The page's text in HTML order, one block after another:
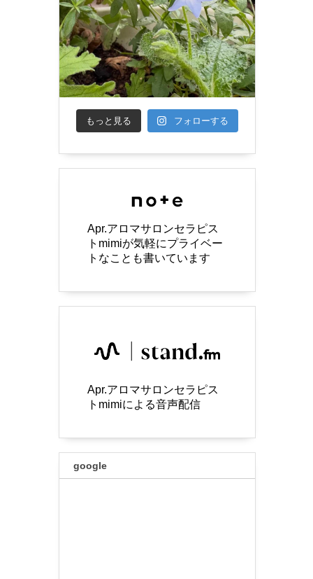
もっと見る フォローする
Apr.アロマサロンセラピス
トmimiが気軽にプライベー
トなことも書いています
Apr.アロマサロンセラピス
トmimiによる音声配信
google